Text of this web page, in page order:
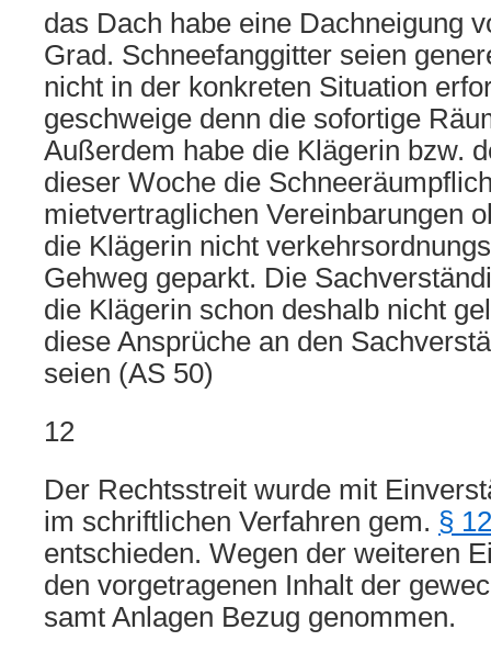
das Dach habe eine Dachneigung
Grad. Schneefanggitter seien
nicht in der konkreten Situation
geschweige denn die sofortige
Außerdem habe die Klägerin bzw.
dieser Woche die
mietvertraglichen Vereinbarungen
die Klägerin nicht
Gehweg geparkt. Die
die Klägerin schon deshalb nicht
diese Ansprüche an den
seien (AS 50)
12
Der Rechtsstreit wurde mit
im schriftlichen Verfahren gem. §
entschieden. Wegen der weiteren
den vorgetragenen Inhalt der
samt Anlagen Bezug genommen.